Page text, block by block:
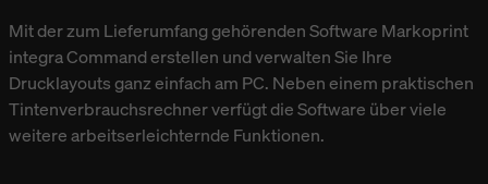
Mit der zum Lieferumfang gehörenden Software Markoprint
integra Command erstellen und verwalten Sie Ihre
Drucklayouts ganz einfach am PC. Neben einem praktischen
Tintenverbrauchsrechner verfügt die Software über viele
weitere arbeitserleichternde Funktionen.